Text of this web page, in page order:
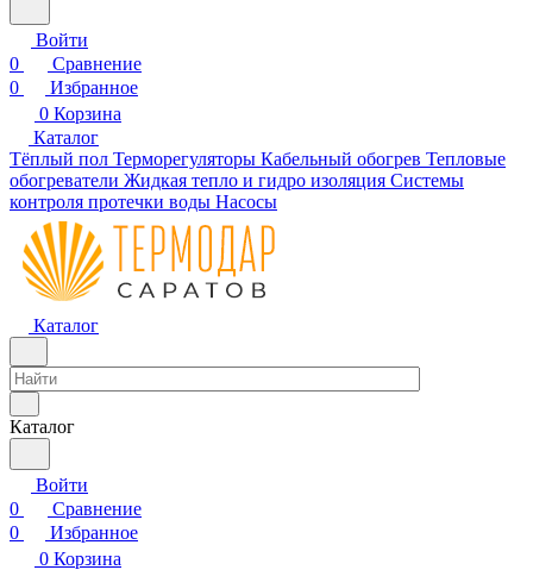
Войти
0
Сравнение
0
Избранное
0 Корзина
Каталог
Тёплый пол Терморегуляторы Кабельный обогрев Тепловые
обогреватели Жидкая тепло и гидро изоляция Системы
контроля протечки воды Насосы
Каталог
Каталог
Войти
0
Сравнение
0
Избранное
0 Корзина